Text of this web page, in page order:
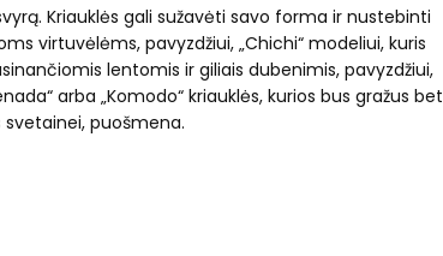
Kriauklės gali sužavėti savo forma ir nustebinti
virtuvėlėms, pavyzdžiui, „Chichi“ modeliui, kuris
lentomis ir giliais dubenimis, pavyzdžiui,
arba „Komodo“ kriauklės, kurios bus gražus bet
puošmena.